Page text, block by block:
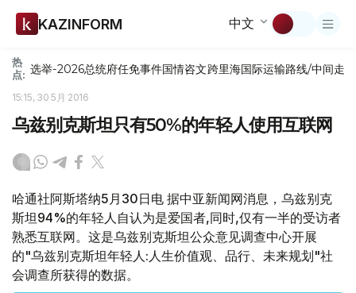
KAZINFORM 中文
热
点: 选举-2026总统府任免事件国情咨文跨里海国际运输路线/中间走廊
15:15, 30 5月 2016
乌兹别克斯坦只有50%的年轻人使用互联网
哈通社阿斯塔纳5月30日电 据中亚新闻网消息，乌兹别克
斯坦94%的年轻人自认为是爱国者,同时,仅有一半的受访者
熟悉互联网。这是乌兹别克斯坦公众意见调查中心开展
的"乌兹别克斯坦年轻人:人生价值观、品行、未来规划"社
会调查所获得的数据。